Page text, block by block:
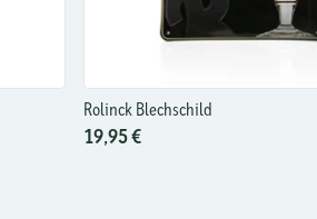
Rolinck Blechschild
19,95 €